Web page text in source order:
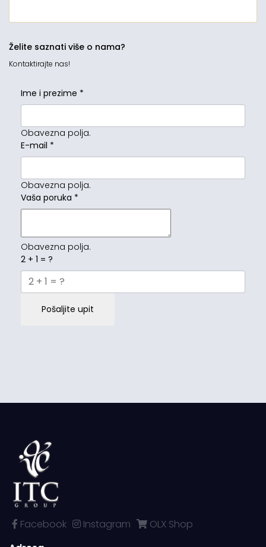
Želite saznati više o nama?
Kontaktirajte nas!
Ime i prezime *
Obavezna polja.
E-mail *
Obavezna polja.
Vaša poruka *
Obavezna polja.
2 + 1 = ?
Pošaljite upit
Facebook Instagram
OLX Shop